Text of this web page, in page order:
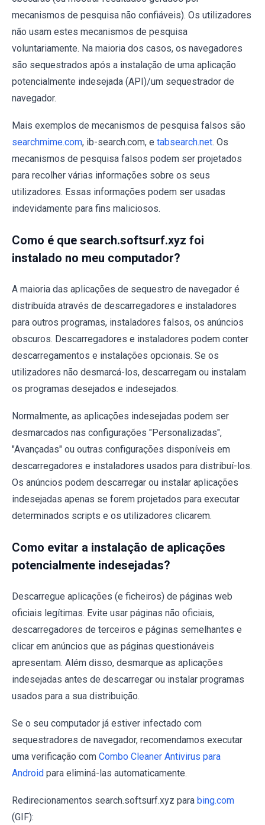
mecanismos de pesquisa não confiáveis). Os utilizadores
não usam estes mecanismos de pesquisa
voluntariamente. Na maioria dos casos, os navegadores
são sequestrados após a instalação de uma aplicação
potencialmente indesejada (API)/um sequestrador de
navegador.
Mais exemplos de mecanismos de pesquisa falsos são
searchmime.com, ib-search.com, e tabsearch.net. Os
mecanismos de pesquisa falsos podem ser projetados
para recolher várias informações sobre os seus
utilizadores. Essas informações podem ser usadas
indevidamente para fins maliciosos.
Como é que search.softsurf.xyz foi
instalado no meu computador?
A maioria das aplicações de sequestro de navegador é
distribuída através de descarregadores e instaladores
para outros programas, instaladores falsos, os anúncios
obscuros. Descarregadores e instaladores podem conter
descarregamentos e instalações opcionais. Se os
utilizadores não desmarcá-los, descarregam ou instalam
os programas desejados e indesejados.
Normalmente, as aplicações indesejadas podem ser
desmarcados nas configurações "Personalizadas",
"Avançadas" ou outras configurações disponíveis em
descarregadores e instaladores usados para distribuí-los.
Os anúncios podem descarregar ou instalar aplicações
indesejadas apenas se forem projetados para executar
determinados scripts e os utilizadores clicarem.
Como evitar a instalação de aplicações
potencialmente indesejadas?
Descarregue aplicações (e ficheiros) de páginas web
oficiais legítimas. Evite usar páginas não oficiais,
descarregadores de terceiros e páginas semelhantes e
clicar em anúncios que as páginas questionáveis
apresentam. Além disso, desmarque as aplicações
indesejadas antes de descarregar ou instalar programas
usados para a sua distribuição.
Se o seu computador já estiver infectado com
sequestradores de navegador, recomendamos executar
uma verificação com Combo Cleaner Antivirus para
Android para eliminá-las automaticamente.
Redirecionamentos search.softsurf.xyz para bing.com
(GIF):